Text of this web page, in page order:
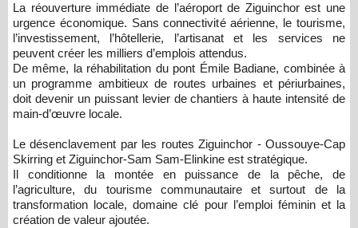
La réouverture immédiate de l’aéroport de Ziguinchor est une
urgence économique. Sans connectivité aérienne, le tourisme,
l’investissement, l’hôtellerie, l’artisanat et les services ne
peuvent créer les milliers d’emplois attendus.
De même, la réhabilitation du pont Émile Badiane, combinée à
un programme ambitieux de routes urbaines et périurbaines,
doit devenir un puissant levier de chantiers à haute intensité de
main-d’œuvre locale.
Le désenclavement par les routes Ziguinchor - Oussouye-Cap
Skirring et Ziguinchor-Sam Sam-Elinkine est stratégique.
Il conditionne la montée en puissance de la pêche, de
l’agriculture, du tourisme communautaire et surtout de la
transformation locale, domaine clé pour l’emploi féminin et la
création de valeur ajoutée.